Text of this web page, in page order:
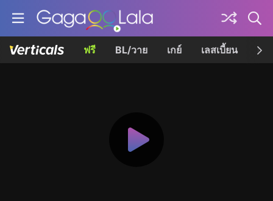
ฟรี BL/วาย เกย์ เลสเบี้ยน เค